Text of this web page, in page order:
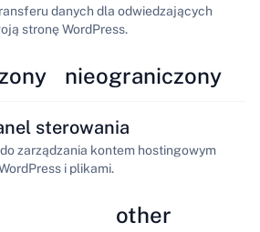
danych dla odwiedzających
stronę WordPress.
nieograniczony
sterowania
zarządzania kontem hostingowym
i plikami.
other